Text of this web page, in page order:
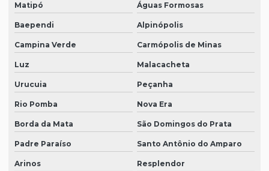
Matipó Águas Formosas
Baependi Alpinópolis
Campina Verde Carmópolis de Minas
Luz Malacacheta
Urucuia Peçanha
Rio Pomba Nova Era
Borda da Mata São Domingos do Prata
Padre Paraíso Santo Antônio do Amparo
Arinos Resplendor